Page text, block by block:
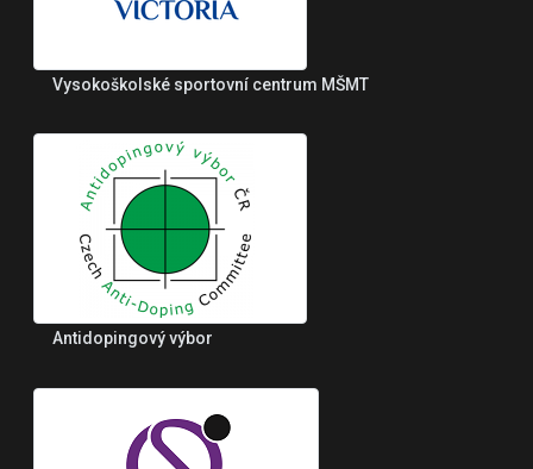
Vysokoškolské sportovní centrum MŠMT
Antidopingový výbor